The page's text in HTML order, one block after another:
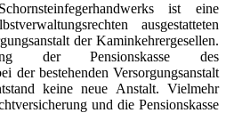
ist eine
ausgestatteten
der Kaminkehrergesellen.
der Pensionskasse des
der bestehenden Versorgungsanstalt
keine neue Anstalt. Vielmehr
und die Pensionskasse